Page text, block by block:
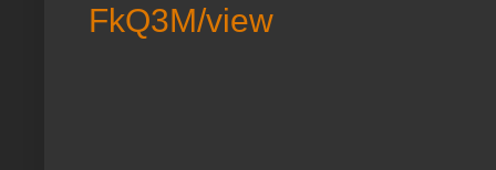
FkQ3M/view